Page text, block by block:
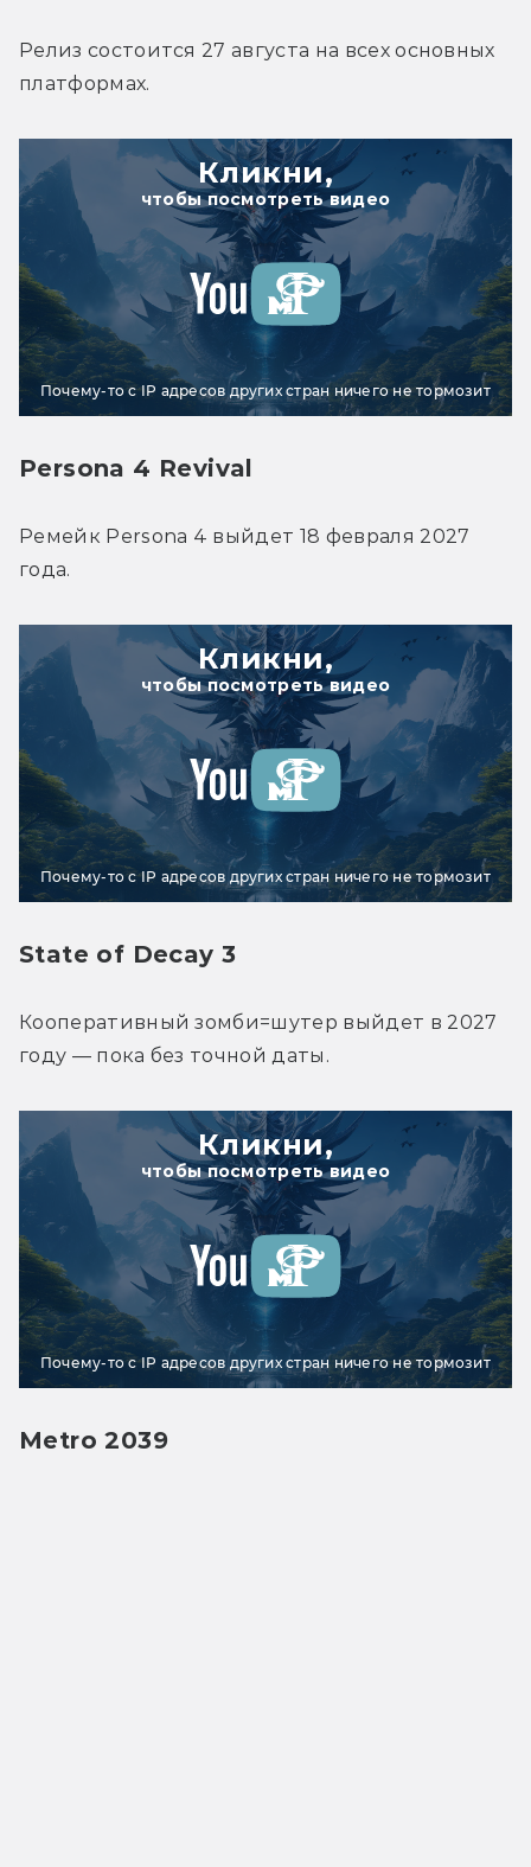
Релиз состоится 27 августа на всех основных
платформах.
Кликни,
чтобы посмотреть видео
Почему-то с IP адресов других стран ничего не тормозит
Persona 4 Revival
Ремейк Persona 4 выйдет 18 февраля 2027
года.
Кликни,
чтобы посмотреть видео
Почему-то с IP адресов других стран ничего не тормозит
State of Decay 3
Кооперативный зомби=шутер выйдет в 2027
году — пока без точной даты.
Кликни,
чтобы посмотреть видео
Почему-то с IP адресов других стран ничего не тормозит
Metro 2039